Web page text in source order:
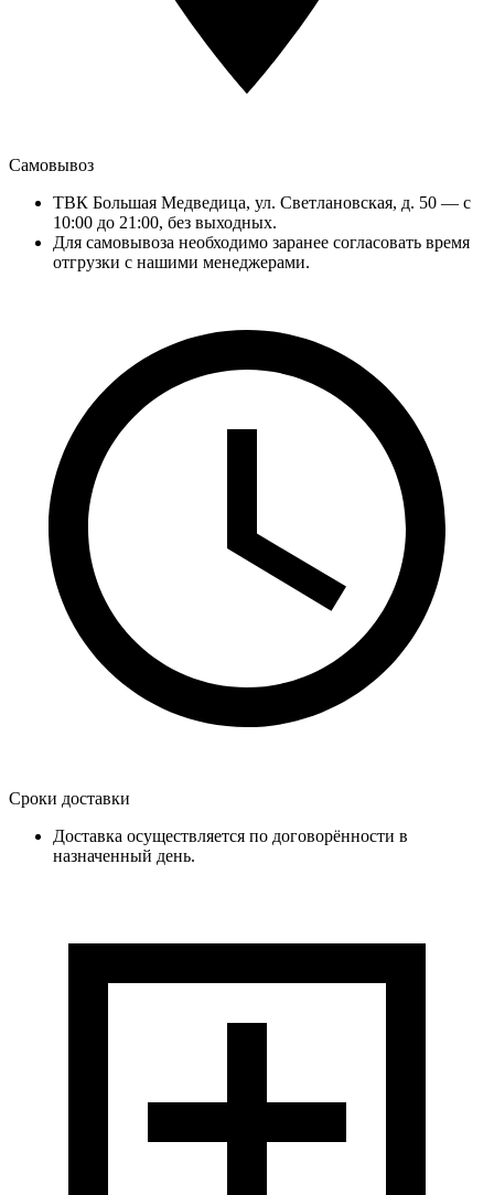
Самовывоз
ТВК Большая Медведица, ул. Светлановская, д. 50 — с
10:00 до 21:00, без выходных.
Для самовывоза необходимо заранее согласовать время
отгрузки с нашими менеджерами.
Сроки доставки
Доставка осуществляется по договорённости в
назначенный день.